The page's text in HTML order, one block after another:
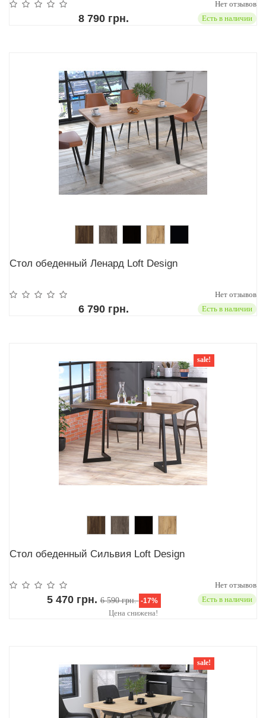
Нет отзывов
8 790 грн. Есть в наличии
Стол обеденный Ленард Loft Design
Нет отзывов
6 790 грн. Есть в наличии
sale!
Стол обеденный Сильвия Loft Design
Нет отзывов
5 470 грн. Есть в наличии
6 590 грн. -17%
Цена снижена!
sale!